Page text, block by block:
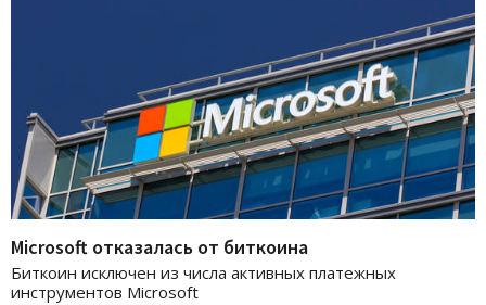
Microsoft отказалась от биткоина
Биткоин исключен из числа активных платежных
инструментов Microsoft